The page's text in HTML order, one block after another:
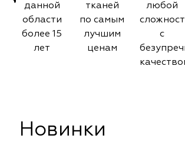
данной
области
более 15
лет
тканей
по самым
лучшим
ценам
любой
с
Новинки